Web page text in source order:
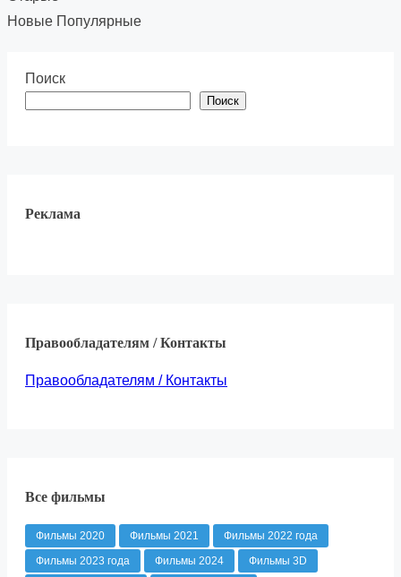
Новые Популярные
Поиск
Поиск
Реклама
Правообладателям / Контакты
Правообладателям / Контакты
Все фильмы
Фильмы 2020 Фильмы 2021
Фильмы 2022 года
Фильмы 2023 года
Фильмы 2024
Фильмы 3D